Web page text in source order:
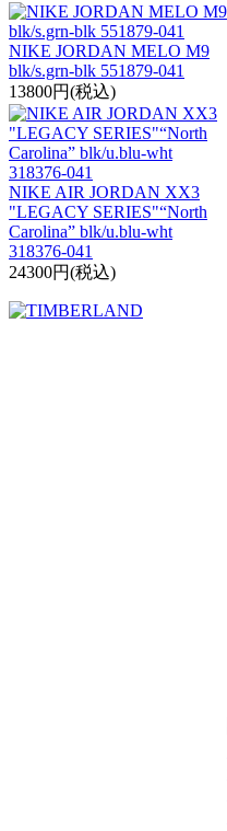
NIKE JORDAN MELO M9
blk/s.grn-blk 551879-041
13800円(税込)
NIKE AIR JORDAN XX3
"LEGACY SERIES"“North
Carolina” blk/u.blu-wht
318376-041
24300円(税込)